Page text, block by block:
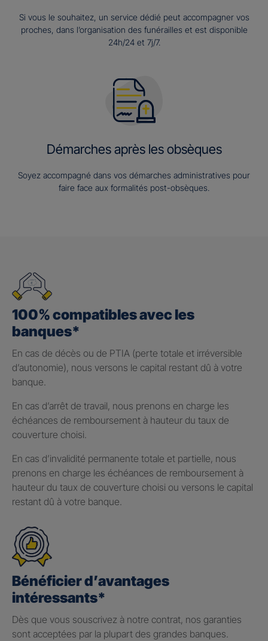
Si vous le souhaitez, un service dédié peut accompagner vos
proches, dans l’organisation des funérailles et est disponible
24h/24 et 7j/7.
Démarches après les obsèques
Soyez accompagné dans vos démarches administratives pour
faire face aux formalités post-obsèques.
100% compatibles avec les
banques*
En cas de décès ou de PTIA (perte totale et irréversible
d’autonomie), nous versons le capital restant dû à votre
banque.
En cas d’arrêt de travail, nous prenons en charge les
échéances de remboursement à hauteur du taux de
couverture choisi.
En cas d’invalidité permanente totale et partielle, nous
prenons en charge les échéances de remboursement à
hauteur du taux de couverture choisi ou versons le capital
restant dû à votre banque.
Bénéficier d’avantages
intéressants*
Dès que vous souscrivez à notre contrat, nos garanties
sont acceptées par la plupart des grandes banques.